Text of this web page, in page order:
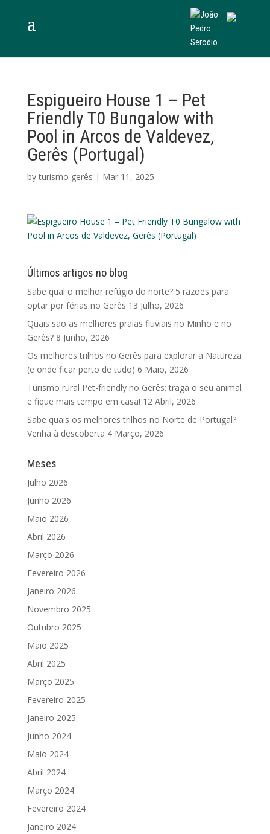
Espigueiro House 1 – Pet
Friendly T0 Bungalow with
Pool in Arcos de Valdevez,
Gerês (Portugal)
byturismo gerês | Mar 11, 2025
Últimos artigos no blog
Sabe qual o melhor refúgio do norte? 5 razões para
optar por férias no Gerês 13 Julho, 2026
Quais são as melhores praias fluviais no Minho e no
Gerês? 8 Junho, 2026
Os melhores trilhos no Gerês para explorar a Natureza
(e onde ficar perto de tudo) 6 Maio, 2026
Turismo rural Pet-friendly no Gerês: traga o seu animal
e fique mais tempo em casa! 12 Abril, 2026
Sabe quais os melhores trilhos no Norte de Portugal?
Venha à descoberta 4 Março, 2026
Meses
Julho 2026
Junho 2026
Maio 2026
Abril 2026
Março 2026
Fevereiro 2026
Janeiro 2026
Novembro 2025
Outubro 2025
Maio 2025
Abril 2025
Março 2025
Fevereiro 2025
Janeiro 2025
Junho 2024
Maio 2024
Abril 2024
Março 2024
Fevereiro 2024
Janeiro 2024